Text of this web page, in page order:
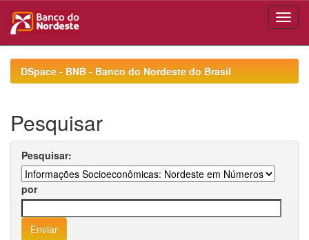
navigationDSpace - BNB - Banco do Nordeste do Brasil
Pesquisar
Pesquisar:
por